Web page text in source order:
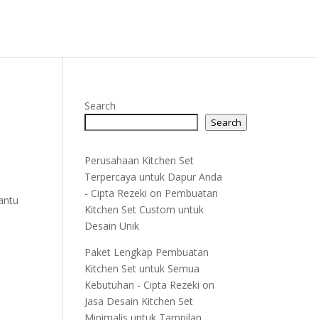
Search
Search
Perusahaan Kitchen Set
Terpercaya untuk Dapur Anda
- Cipta Rezeki on Pembuatan
Kitchen Set Custom untuk
Desain Unik
Paket Lengkap Pembuatan
Kitchen Set untuk Semua
Kebutuhan - Cipta Rezeki on
Jasa Desain Kitchen Set